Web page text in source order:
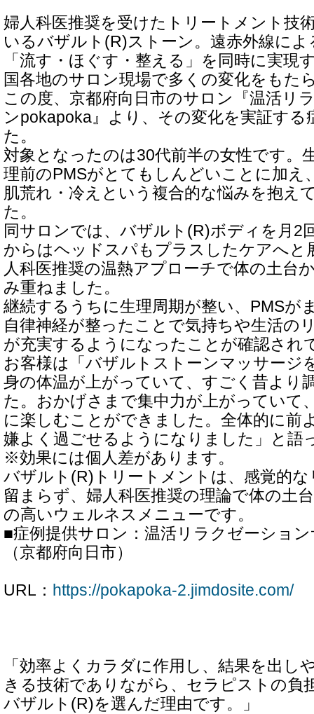
婦人科医推奨を受けたトリートメント技
いるバザルト(R)ストーン。遠赤外線によ
「流す・ほぐす・整える」を同時に実現
国各地のサロン現場で多くの変化をもた
この度、京都府向日市のサロン『温活リ
ンpokapoka』より、その変化を実証する
た。
対象となったのは30代前半の女性です。
理前のPMSがとてもしんどいことに加え
肌荒れ・冷えという複合的な悩みを抱え
た。
同サロンでは、バザルト(R)ボディを月2
からはヘッドスパもプラスしたケアへと
人科医推奨の温熱アプローチで体の土台
み重ねました。
継続するうちに生理周期が整い、PMSが
自律神経が整ったことで気持ちや生活の
が充実するようになったことが確認され
お客様は「バザルトストーンマッサージ
身の体温が上がっていて、すごく昔より
た。おかげさまで集中力が上がっていて
に楽しむことができました。全体的に前
嫌よく過ごせるようになりました」と語
※効果には個人差があります。
バザルト(R)トリートメントは、感覚的
留まらず、婦人科医推奨の理論で体の土
の高いウェルネスメニューです。
■症例提供サロン：温活リラクゼーショ
（京都府向日市）
URL： https://pokapoka-2.jimdosite.com/
「効率よくカラダに作用し、結果を出し
きる技術でありながら、セラピストの負
バザルト(R)を選んだ理由です。」